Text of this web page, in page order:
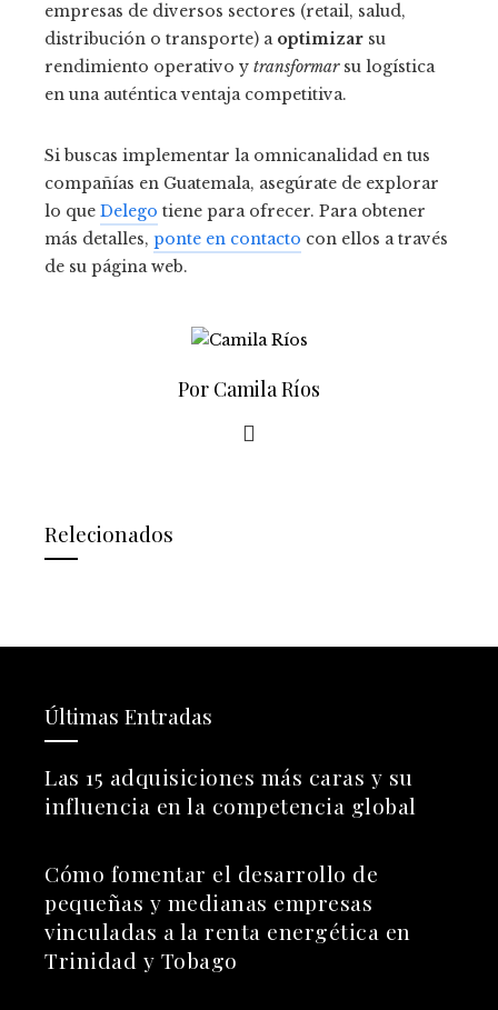
empresas de diversos sectores (retail, salud,
distribución o transporte) a optimizar su
rendimiento operativo y transformarsu logística
en una auténtica ventaja competitiva.
Si buscas implementar la omnicanalidad en tus
compañías en Guatemala, asegúrate de explorar
lo que Delego tiene para ofrecer. Para obtener
más detalles, ponte en contacto con ellos a través
de su página web.
Por Camila Ríos
Relecionados
Últimas Entradas
Las 15 adquisiciones más caras y su
influencia en la competencia global
Cómo fomentar el desarrollo de
pequeñas y medianas empresas
vinculadas a la renta energética en
Trinidad y Tobago